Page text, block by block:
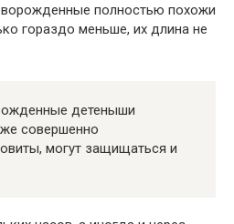
полностью похожи
гораздо меньше, их длина не
детеныши
совершенно
могут защищаться и